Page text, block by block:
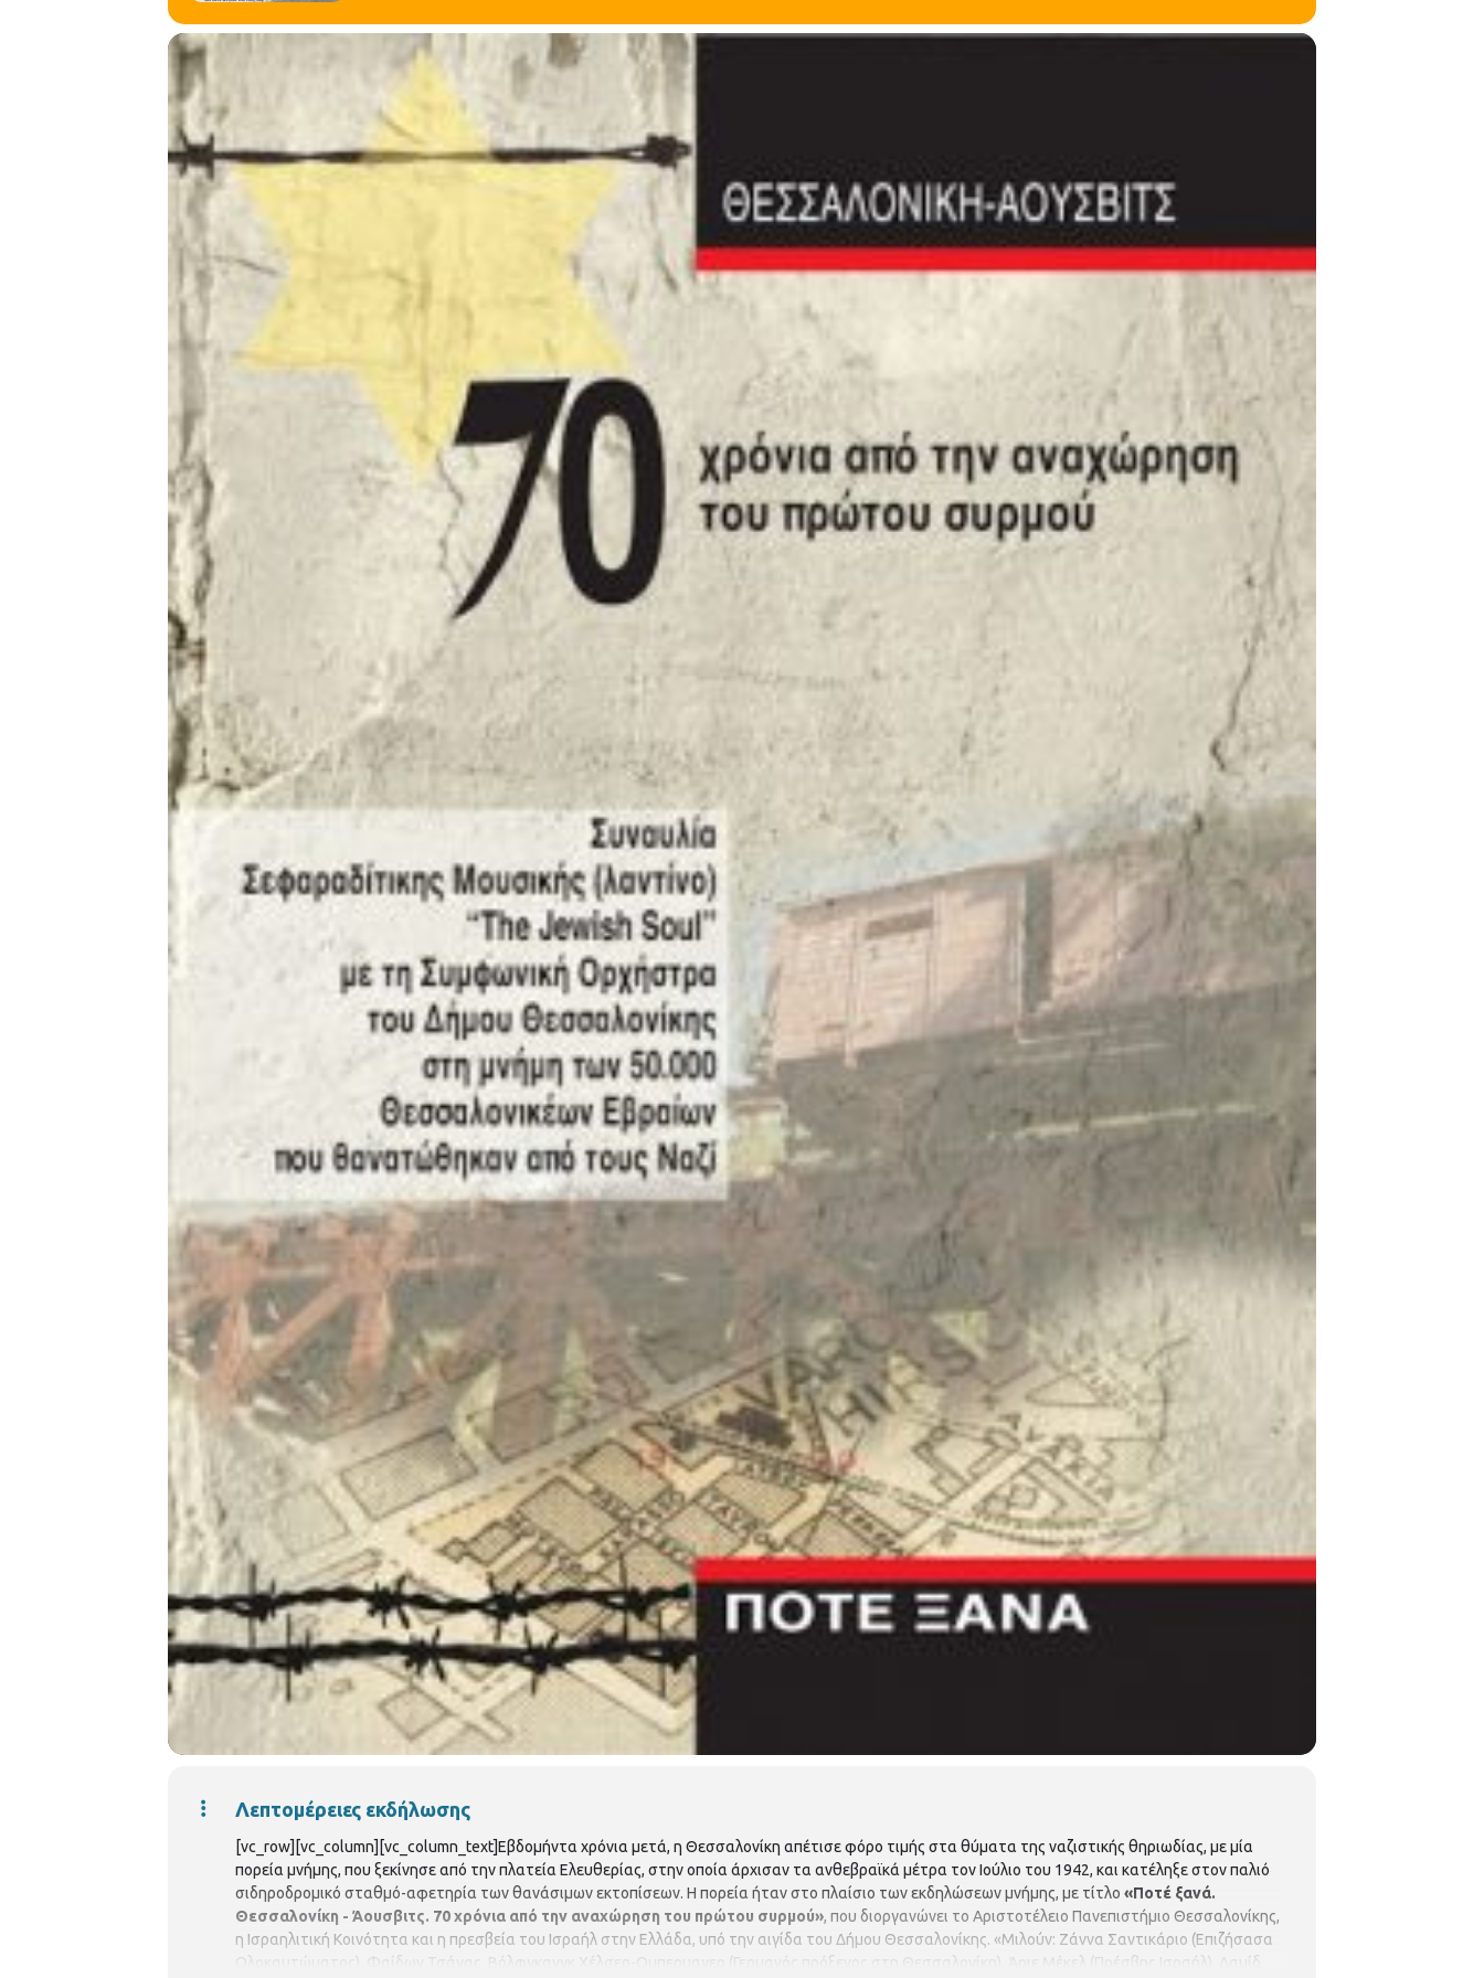
Λεπτομέρειες εκδήλωσης
[vc_row][vc_column][vc_column_text]Εβδομήντα χρόνια μετά, η Θεσσαλονίκη απέτισε φόρο τιμής στα θύματα της ναζιστικής θηριωδίας, με μία
πορεία μνήμης, που ξεκίνησε από την πλατεία Ελευθερίας, στην οποία άρχισαν τα ανθεβραϊκά μέτρα τον Ιούλιο του 1942, και κατέληξε στον παλιό
σιδηροδρομικό σταθμό-αφετηρία των θανάσιμων εκτοπίσεων. Η πορεία ήταν στο πλαίσιο των εκδηλώσεων μνήμης, με τίτλο «Ποτέ ξανά.
Θεσσαλονίκη - Άουσβιτς. 70 χρόνια από την αναχώρηση του πρώτου συρμού», που διοργανώνει το Αριστοτέλειο Πανεπιστήμιο Θεσσαλονίκης,
η Ισραηλιτική Κοινότητα και η πρεσβεία του Ισραήλ στην Ελλάδα, υπό την αιγίδα του Δήμου Θεσσαλονίκης. «Μιλούν: Ζάννα Σαντικάριο (Επιζήσασα
Ολοκαυτώματος), Φαίδων Τσάνας, Βόλφγκανγκ Χέλσερ-Ομπερμαγερ (Γερμανός πρόξενος στη Θεσσαλονίκη), Άριε Μέκελ (Πρέσβης Ισραήλ), Δαυίδ